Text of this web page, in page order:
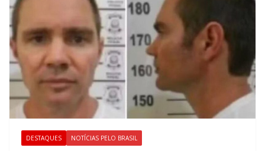
DESTAQUES NOTÍCIAS PELO BRASIL